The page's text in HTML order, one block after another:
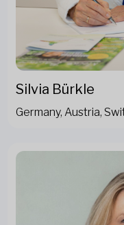
Silvia Bürkle
Germany, Austria,